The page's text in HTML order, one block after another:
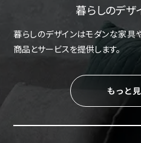
暮らしのデザ
暮らしのデザインはモダンな家具
商品とサービスを提供します。
もっと